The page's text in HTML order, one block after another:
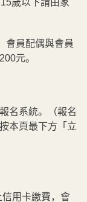
會員配偶與會員
元。
名系統。（報名
本頁最下方「立
用卡繳費，會